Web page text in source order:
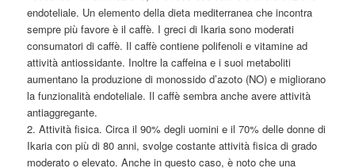
endoteliale. Un elemento della dieta mediterranea che incontra
sempre più favore è il caffè. I greci di Ikaria sono moderati
consumatori di caffè. Il caffè contiene polifenoli e vitamine ad
attività antiossidante. Inoltre la caffeina e i suoi metaboliti
aumentano la produzione di monossido d’azoto (NO) e migliorano
la funzionalità endoteliale. Il caffè sembra anche avere attività
antiaggregante.
2. Attività fisica. Circa il 90% degli uomini e il 70% delle donne di
Ikaria con più di 80 anni, svolge costante attività fisica di grado
moderato o elevato. Anche in questo caso, è noto che una